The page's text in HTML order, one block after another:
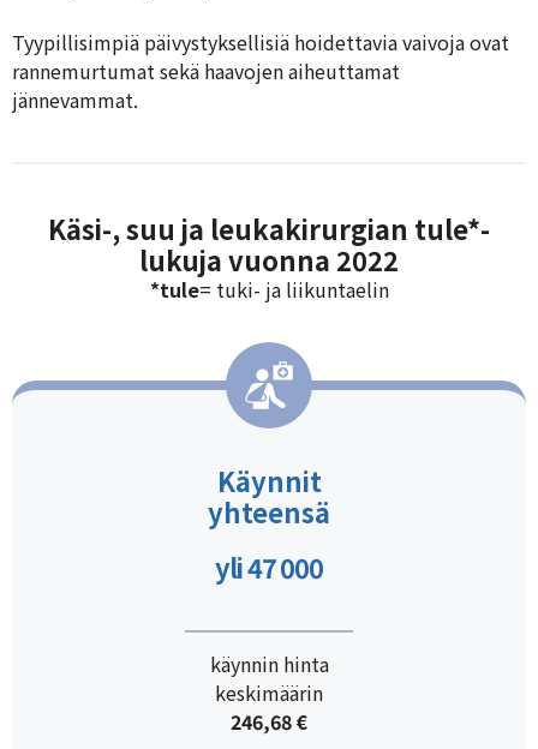
Tyypillisimpiä päivystyksellisiä hoidettavia vaivoja ovat
rannemurtumat sekä haavojen aiheuttamat
jännevammat.
Käsi-, suu ja leukakirurgian tule*-
lukuja vuonna 2022
*tule= tuki- ja liikuntaelin
Käynnit
yhteensä
yli 47 000
käynnin hinta
keskimäärin
246,68€